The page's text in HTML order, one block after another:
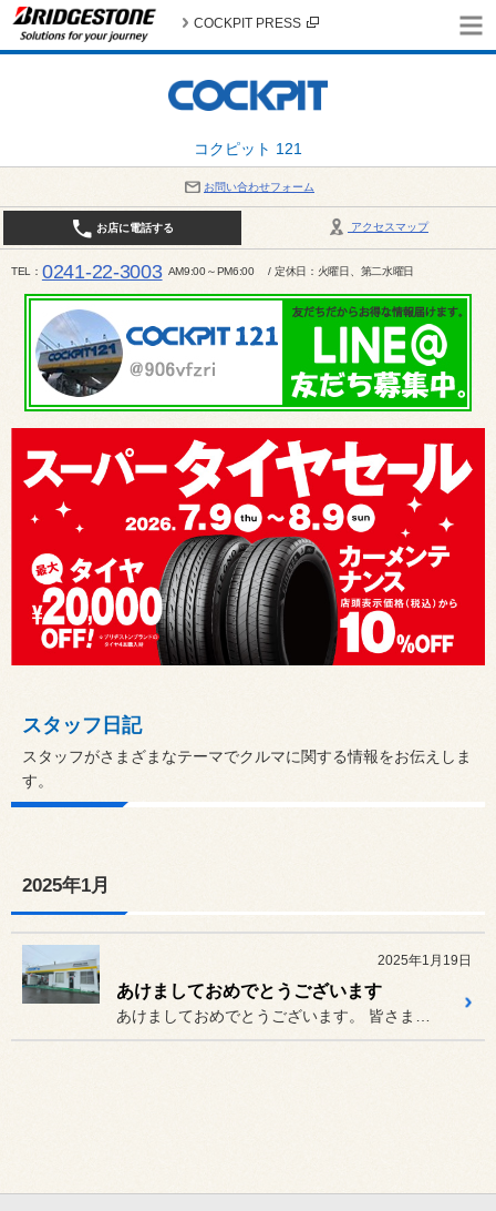
コクピット 121
COCKPIT PRESS
お問い合わせフォーム
アクセスマップ
お店に電話する
TEL 0241-22-3003 AM9:00～PM6:00 / 定休日：火曜日、第二水曜日
スタッフ日記
スタッフがさまざまなテーマでクルマに関する情報をお伝えしま
す。
2025年1月
2025年1月19日
あけましておめでとうございます